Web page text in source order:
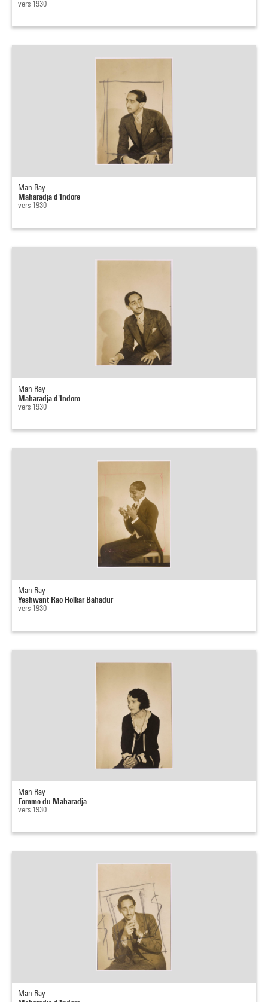
vers 1930
Man Ray
Maharadja d'Indore
vers 1930
Man Ray
Maharadja d'Indore
vers 1930
Man Ray
Yeshwant Rao Holkar Bahadur
vers 1930
Man Ray
Femme du Maharadja
vers 1930
Man Ray